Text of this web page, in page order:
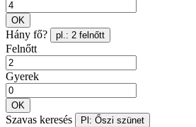
OK
Hány fő? pl.: 2 felnőtt
Felnőtt
Gyerek
OK
Szavas keresés Pl: Őszi szünet